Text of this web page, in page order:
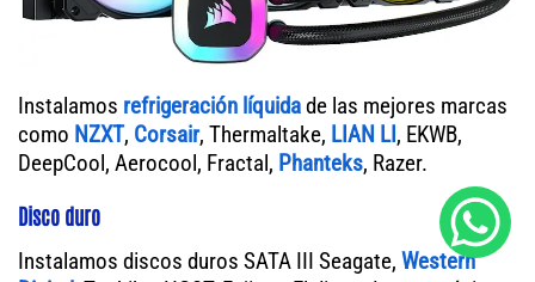
Instalamos refrigeración líquidade las mejores marcas
como NZXT, Corsair, Thermaltake, LIAN LI, EKWB,
DeepCool, Aerocool, Fractal, Phanteks, Razer.
Disco duro
Instalamos discos duros SATA III Seagate, Western